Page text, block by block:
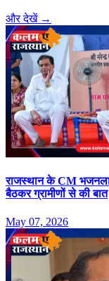
और देखें →
राजस्‍थान के CM भजनलाल
बैठकर ग्रामीणों से की बात
May 07, 2026